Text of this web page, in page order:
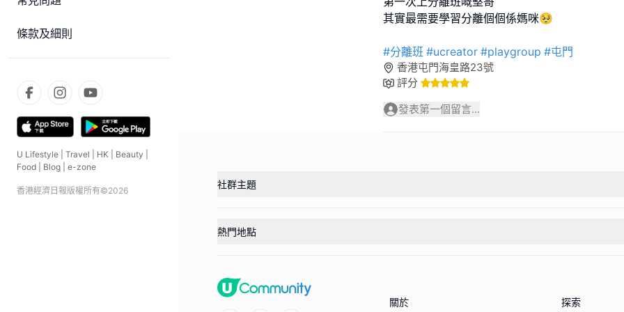
條款及細則
U Lifestyle Travel HK Beauty
Food
Blog e-zone
香港經濟日報版權所有©2026
其實最需要學習分離個個係媽咪🥺
#分離班 #ucreator #playgroup #屯門
香港屯門海皇路23號
評分
發表第一個留言...
社群主題
熱門地點
關於 探索